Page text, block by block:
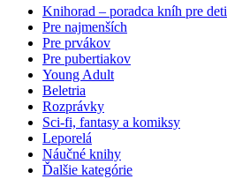
Knihorad – poradca kníh pre deti
Pre najmenších
Pre prvákov
Pre pubertiakov
Young Adult
Beletria
Rozprávky
Sci-fi, fantasy a komiksy
Leporelá
Náučné knihy
Ďalšie kategórie